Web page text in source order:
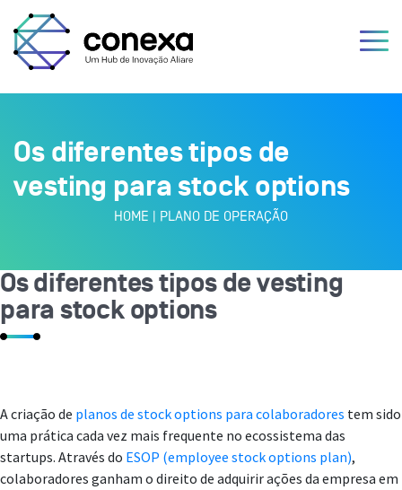
Os diferentes tipos de
vesting para stock options
HOME | PLANO DE OPERAÇÃO
Os diferentes tipos de vesting
para stock options
A criação de planos de stock options para colaboradores tem sido
uma prática cada vez mais frequente no ecossistema das
startups. Através do ESOP (employee stock options plan),
colaboradores ganham o direito de adquirir ações da empresa em